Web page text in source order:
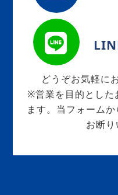
どうぞお気軽に
※営業を目的とした
ます。当フォーム
お断り